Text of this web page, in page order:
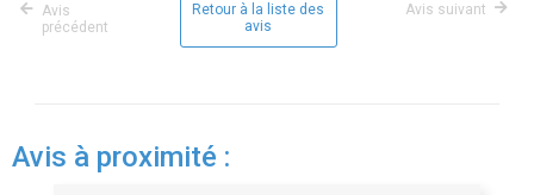
Avis
précédent
Retour à la liste des
avis
Avis suivant
Avis à proximité :